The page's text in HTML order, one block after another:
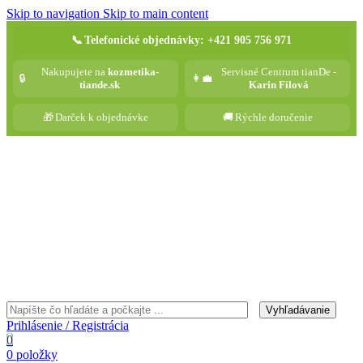
Skip to navigation Skip to main content
📞 Telefonické objednávky: +421 905 756 971
🔒
Nakupujete na kozmetika-
tiande.sk
👩‍💼
Servisné Centrum tianDe -
Karin Filová
🎁Darček k objednávke 🚚Rýchle doručenie
Vyhľadávanie
Prihlásenie / Registrácia
0
0 položky